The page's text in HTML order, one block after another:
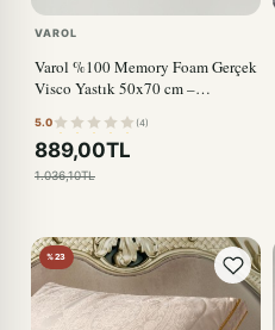
VAROL
Varol %100 Memory Foam Gerçek
Visco Yastık 50x70 cm –
5.0 (4)
889,00TL
1.036,10TL
%23